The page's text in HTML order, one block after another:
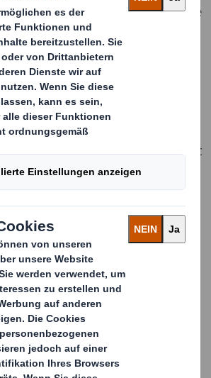
nach Alternativen wird die
Kunststoffverpackungen im
in Deutschland bis 2030 um 42
Zeitraum könnten sich
auf insgesamt 5,8
Das steht in Kontrast zum
in dem die Nutzung von
bereits 2022 stark eingeschränkt
Einkaufende
in Deutschland
auf leichter recycelbare
ergeben hat. Mehr als
an, dass sie ihre Einkäufe
Papier verpackt erhalten. Mit